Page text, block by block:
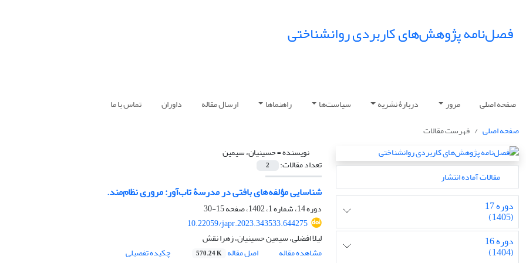
فصل‌نامه پژوهش‌های کاربردی روانشناختی
صفحه اصلی مرور دربارۀ نشریه سیاست‌ها راهنماها ارسال مقاله داوران
تماس با ما
صفحه اصلی
فهرست مقالات
مقالات آماده انتشار
دوره 17
(1405)
دوره 16
(1404)
نویسنده =حسینیان، سیمین
تعداد مقالات: 2
شناسایی مؤلفه‌های بافتی در مدرسۀ تاب‌آور: مروری نظام‌مند.
دوره 14، شماره 1، 1402، صفحه
15-30
10.22059/japr.2023.343533.644275
لیلا افضلی، سیمین حسینیان، زهرا نقش
مشاهده مقاله
اصل مقاله 570.24 K چکیده تفصیلی